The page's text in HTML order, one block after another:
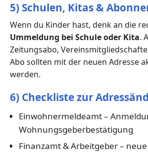
5) Schulen, Kitas &
Wenn du Kinder hast, denk an die
Ummeldung bei Schule oder Kita.
Zeitungsabo,
Abo sollten mit der neuen Adresse
werden.
6) Checkliste zur
Einwohnermeldeamt –
Wohnungsgeberbestätigung
Finanzamt & Arbeitgeber –